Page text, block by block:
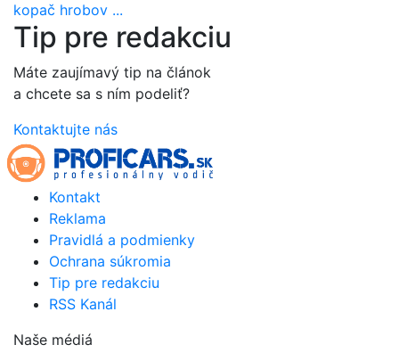
kopač hrobov ...
Tip pre redakciu
Máte zaujímavý tip na článok
a chcete sa s ním podeliť?
Kontaktujte nás
Kontakt
Reklama
Pravidlá a podmienky
Ochrana súkromia
Tip pre redakciu
RSS Kanál
Naše médiá